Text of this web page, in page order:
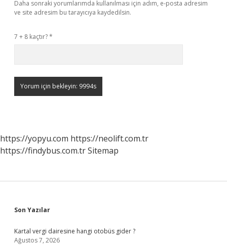
Daha sonraki yorumlarımda kullanılması için adım, e-posta adresim
ve site adresim bu tarayıcıya kaydedilsin.
7 + 8 kaçtır?*
https://yopyu.com https://neolift.com.tr
https://findybus.com.trSitemap
Sidebar
Son Yazılar
Kartal vergi dairesine hangi otobüs gider ?
Ağustos 7, 2026